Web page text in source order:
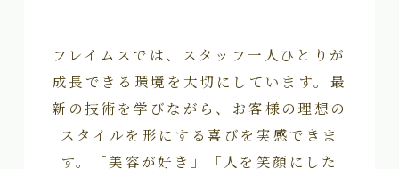
フレイムスでは、スタッフ一人ひとりが
成長できる環境を大切にしています。最
新の技術を学びながら、お客様の理想の
スタイルを形にする喜びを実感できま
す。「美容が好き」「人を笑顔にした